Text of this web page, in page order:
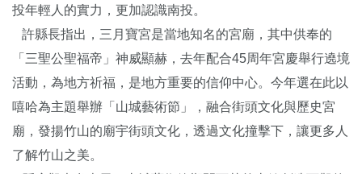
投年輕人的實力，更加認識南投。
許縣長指出，三月寶宮是當地知名的宮廟，其中供奉的
「三聖公聖福帝」神威顯赫，去年配合45周年宮慶舉行遶境
活動，為地方祈福，是地方重要的信仰中心。今年選在此以
嘻哈為主題舉辦「山城藝術節」，融合街頭文化與歷史宮
廟，發揚竹山的廟宇街頭文化，透過文化撞擊下，讓更多人
了解竹山之美。